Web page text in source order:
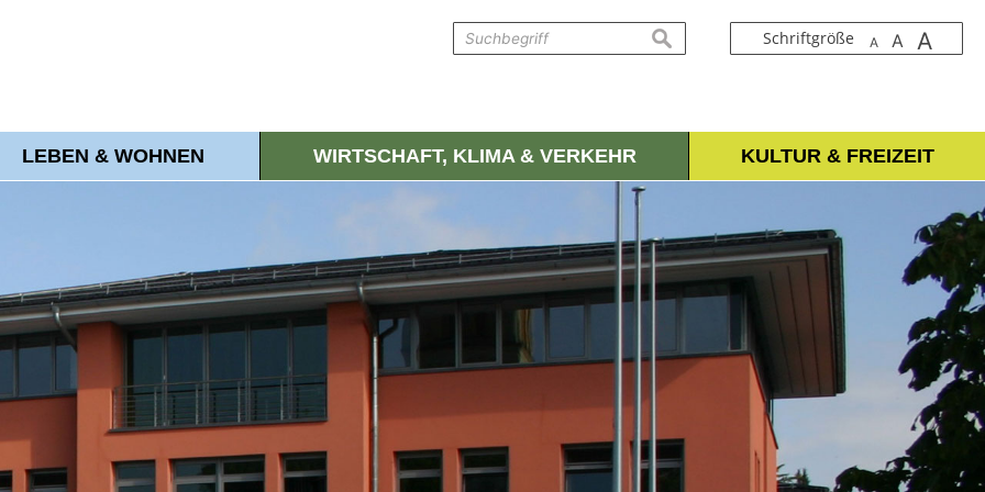
Schriftgröße A A A
suchen
LEBEN & WOHNEN WIRTSCHAFT, KLIMA & VERKEHR KULTUR & FREIZEIT